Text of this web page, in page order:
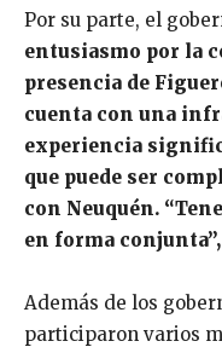
Por su parte, el
entusiasmo por la
presencia de
cuenta con una
experiencia
que puede ser
con Neuquén.
en forma conjunta”,
Además de los
participaron varios